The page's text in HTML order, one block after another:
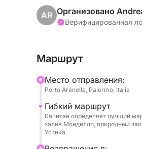
👥 Максимальная
• Bluetooth для музыки и
• Солнцезащитный тент
• Лестница для купания
• Спасательное
🌅 Исследуйте
радиусе 5 км:
AR Организовано
Верифицированная
Маршрут
Mесто отправления:
Porto Arenella, Palermo, Italia
Гибкий маршрут
Капитан определяет лучший
залив Монделло, природный
Устика.